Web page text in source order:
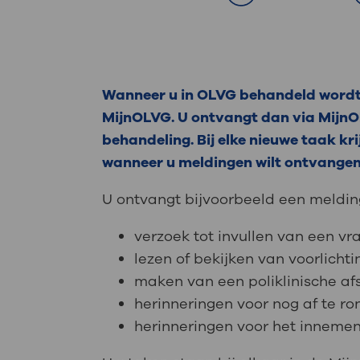
Uw
Uw
Werken
Contact
steeds verder uit, zodat u zelf
Wanneer u in OLVG behandeld
MijnOLVG. U ontvangt dan via
behandeling. Bij elke nieuwe taak
wanneer u meldingen wilt
U ontvangt bijvoorbeeld een
verzoek tot invullen van een
lezen of bekijken van
maken van een poliklinische
herinneringen voor nog af te
herinneringen voor het